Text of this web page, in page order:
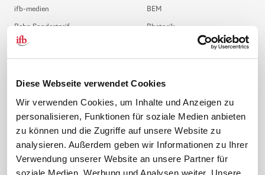
Diese Webseite verwendet Cookies
Wir verwenden Cookies, um Inhalte und Anzeigen zu
personalisieren, Funktionen für soziale Medien anbieten
zu können und die Zugriffe auf unsere Website zu
analysieren. Außerdem geben wir Informationen zu Ihrer
Verwendung unserer Website an unsere Partner für
soziale Medien, Werbung und Analysen weiter. Unsere
ifb-medien
Bahn Sondertarif
meinifb
FAQ
ifb-App Betriebsrat360
BEM
Rhetorik
JAV-Wahl
News. Wissen. Themen.
Lexikon
Rechtsprechung
Folgen Sie uns
Sicherheit durch geprüfte